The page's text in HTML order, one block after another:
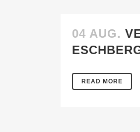
04 AUG.
READ MORE